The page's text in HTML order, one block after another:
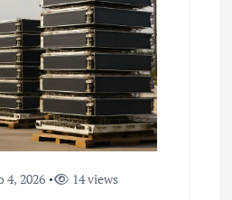
4, 2026 14 views